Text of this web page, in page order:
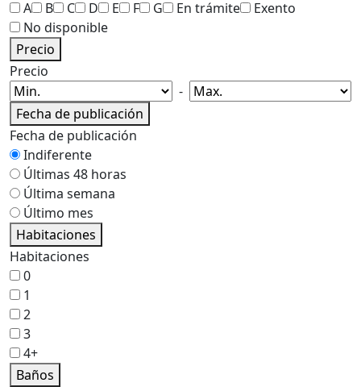
A
B C D E F G En trámite
Exento
No disponible
Precio
Precio
-
Fecha de publicación
Fecha de publicación
Indiferente
Últimas 48 horas
Última semana
Último mes
Habitaciones
Habitaciones
0
1
2
3
4+
Baños